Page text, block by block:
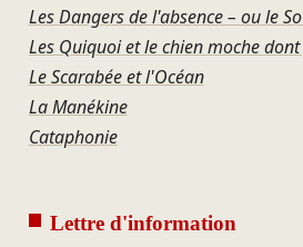
Les Dangers de l'absence – ou le
Les Quiquoi et le chien moche
Le Scarabée et l'Océan
La Manékine
Cataphonie
Lettre d'information